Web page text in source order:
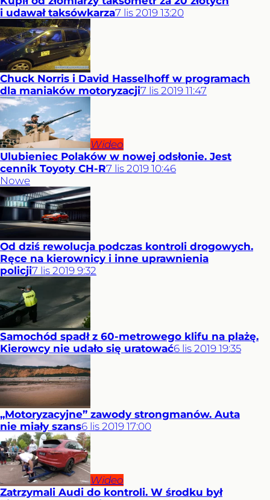
i udawał taksówkarza7 lis 2019 13:20
Chuck Norris i David Hasselhoff w programach
dla maniaków motoryzacji7 lis 2019 11:47
Wideo
Ulubieniec Polaków w nowej odsłonie. Jest
cennik Toyoty CH-R7 lis 2019 10:46
Nowe
Od dziś rewolucja podczas kontroli drogowych.
Ręce na kierownicy i inne uprawnienia
policji7 lis 2019 9:32
Samochód spadł z 60-metrowego klifu na plażę.
Kierowcy nie udało się uratować6 lis 2019 19:35
„Motoryzacyjne” zawody strongmanów. Auta
nie miały szans6 lis 2019 17:00
Wideo
Zatrzymali Audi do kontroli. W środku był